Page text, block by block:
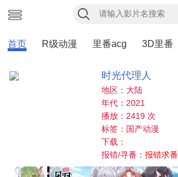
首页 R级动漫 里番acg 3D里番
时光代理人
地区：大陆
年代：2021
播放：2419 次
标签：国产动漫
下载：
报错/寻番：报错求